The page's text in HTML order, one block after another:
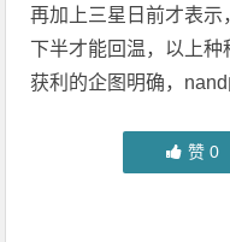
再加上三星日前才表
下半才能回温，以上种
获利的企图明确，nand
赞 0